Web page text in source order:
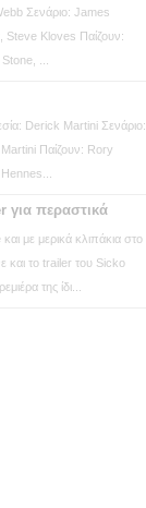
Σενάριο: James
Steve Kloves Παίζουν:
...
Derick Martini Σενάριο:
Παίζουν: Rory
για περαστικά
με μερικά κλιπάκια στο
και το trailer του Sicko
της ίδι...